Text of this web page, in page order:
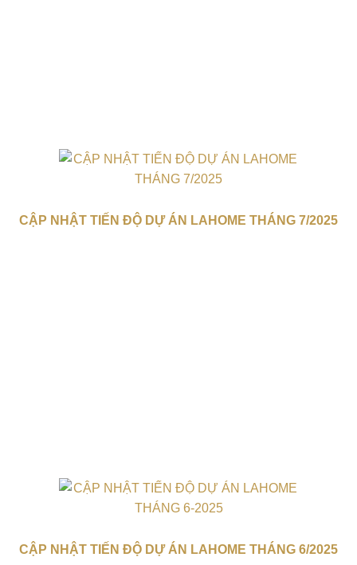
CẬP NHẬT TIẾN ĐỘ DỰ ÁN LAHOME THÁNG 7/2025
CẬP NHẬT TIẾN ĐỘ DỰ ÁN LAHOME THÁNG 6/2025